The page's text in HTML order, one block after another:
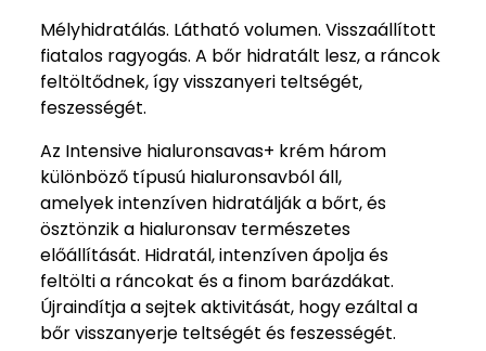
Mélyhidratálás. Látható volumen. Visszaállított
fiatalos ragyogás. A bőr hidratált lesz, a ráncok
feltöltődnek, így visszanyeri teltségét,
feszességét.
Az Intensive hialuronsavas+ krém három
különböző típusú hialuronsavból áll,
amelyek intenzíven hidratálják a bőrt, és
ösztönzik a hialuronsav természetes
előállítását. Hidratál, intenzíven ápolja és
feltölti a ráncokat és a finom barázdákat.
Újraindítja a sejtek aktivitását, hogy ezáltal a
bőr visszanyerje teltségét és feszességét.